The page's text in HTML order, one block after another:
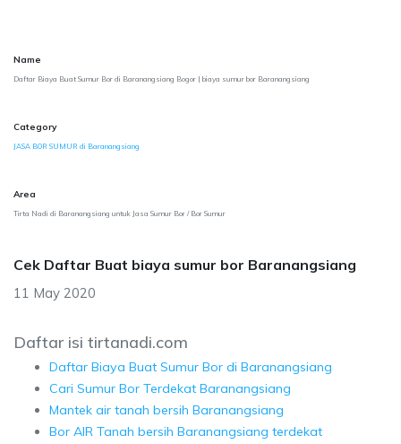
Name
Daftar Biaya Buat Sumur Bor di Baranangsiang Bogor | biaya sumur bor Baranangsiang
Category
JASA BOR SUMUR di Baranangsiang
Area
Tirta Nadi di Baranangsiang untuk Jasa Sumur Bor / Bor Sumur
Cek Daftar Buat biaya sumur bor Baranangsiang
11 May 2020
Daftar isi tirtanadi.com
Daftar Biaya Buat Sumur Bor di Baranangsiang
Cari Sumur Bor Terdekat Baranangsiang
Mantek air tanah bersih Baranangsiang
Bor AIR Tanah bersih Baranangsiang terdekat